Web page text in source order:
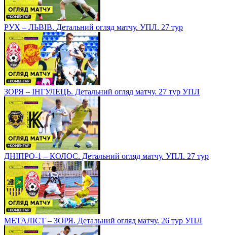
РУХ – ЛЬВІВ. Детальний огляд матчу. УПЛ. 27 тур
ЗОРЯ – ІНГУЛЕЦЬ. Детальний огляд матчу. 27 тур УПЛ
ДНІПРО-1 – КОЛОС. Детальний огляд матчу. УПЛ. 27 тур
МЕТАЛІСТ – ЗОРЯ. Детальний огляд матчу. 26 тур УПЛ